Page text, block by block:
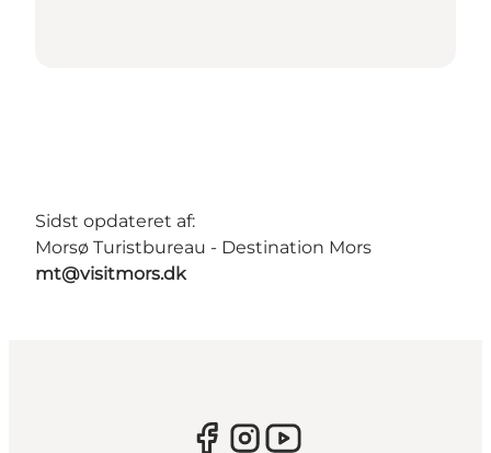
Sidst opdateret af:
Morsø Turistbureau - Destination Mors
mt@visitmors.dk